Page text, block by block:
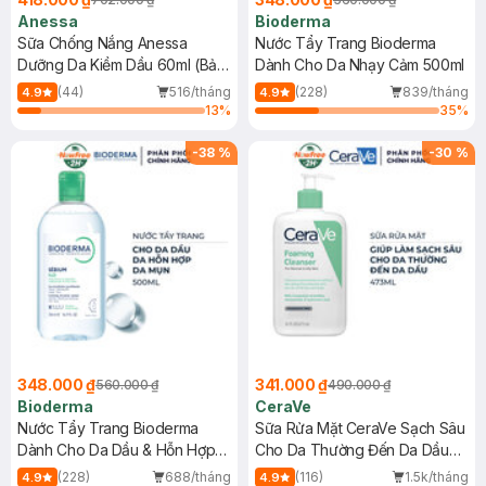
Anessa
Sữa Chống Nắng Anessa
Dưỡng Da Kiềm Dầu 60ml (Bản
Mới)
4.9 (44)
516/tháng
13%
Bioderma
Nước Tẩy Trang Bioderma
Dành Cho Da Nhạy Cảm 500ml
4.9 (228)
839/tháng
35%
-38 %
348.000 ₫560.000 ₫
Bioderma
Nước Tẩy Trang Bioderma
Dành Cho Da Dầu & Hỗn Hợp
500ml
4.9 (228) 688/tháng
-30 %
341.000 ₫490.000 ₫
CeraVe
Sữa Rửa Mặt CeraVe Sạch Sâu
Cho Da Thường Đến Da Dầu
473ml
4.9 (116) 1.5k/tháng